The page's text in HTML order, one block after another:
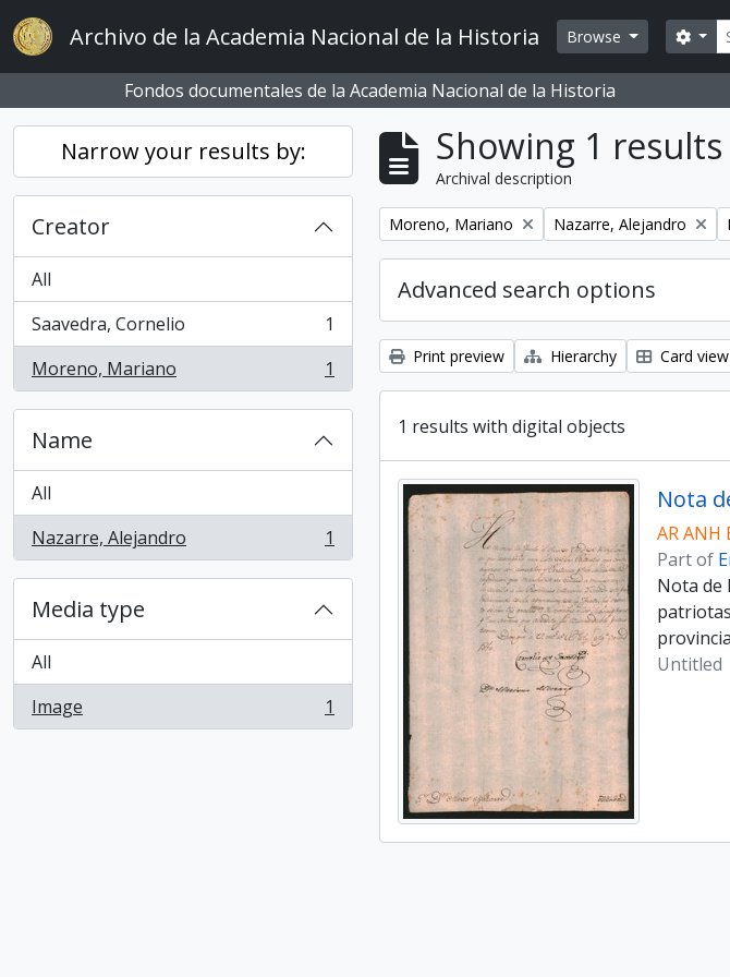
Skip to main content
Archivo de la Academia Nacional de la Historia Browse
Fondos documentales de la Academia Nacional de la Historia
Narrow your results by:
Creator
All
Saavedra, Cornelio
, 1 results
1
Moreno, Mariano
, 1 results 1
Name
All
Nazarre, Alejandro
, 1 results 1
Media type
All
Image
, 1 results 1
Showing 1 results
Archival description
Remove filter:
Moreno, Mariano Remove filter:
Nazarre, Alejandro
Advanced search options
Print preview Hierarchy Card view
1 results with digital objects
Nota
AR ANH
Part of
Nota de
Untitled